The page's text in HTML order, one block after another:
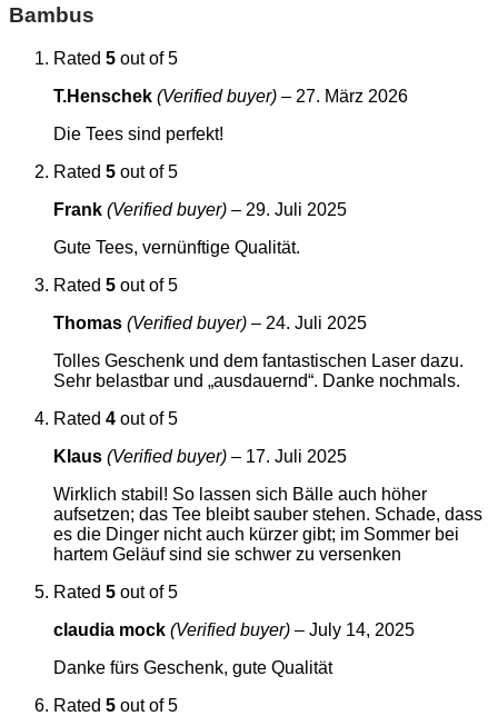
Bambus
Rated 5 out of 5
T.Henschek (Verified buyer) – 27. März 2026
Die Tees sind perfekt!
Rated 5 out of 5
Frank (Verified buyer) – 29. Juli 2025
Gute Tees, vernünftige Qualität.
Rated 5 out of 5
Thomas (Verified buyer) – 24. Juli 2025
Tolles Geschenk und dem fantastischen Laser dazu.
Sehr belastbar und „ausdauernd“. Danke nochmals.
Rated 4 out of 5
Klaus (Verified buyer) – 17. Juli 2025
Wirklich stabil! So lassen sich Bälle auch höher
aufsetzen; das Tee bleibt sauber stehen. Schade, dass
es die Dinger nicht auch kürzer gibt; im Sommer bei
hartem Geläuf sind sie schwer zu versenken
Rated 5 out of 5
claudia mock (Verified buyer) – July 14, 2025
Danke fürs Geschenk, gute Qualität
Rated 5 out of 5